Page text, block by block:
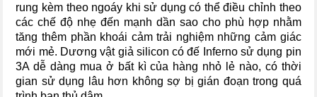
rung kèm theo ngoáy khi sử dụng có thể điều chỉnh theo
các chế độ nhẹ đến mạnh dần sao cho phù hợp nhằm
tăng thêm phần khoái cảm trải nghiệm những cảm giác
mới mẻ. Dương vật giả silicon có đế Inferno sử dụng pin
3A dễ dàng mua ở bất kì của hàng nhỏ lẻ nào, có thời
gian sử dụng lâu hơn không sợ bị gián đoạn trong quá